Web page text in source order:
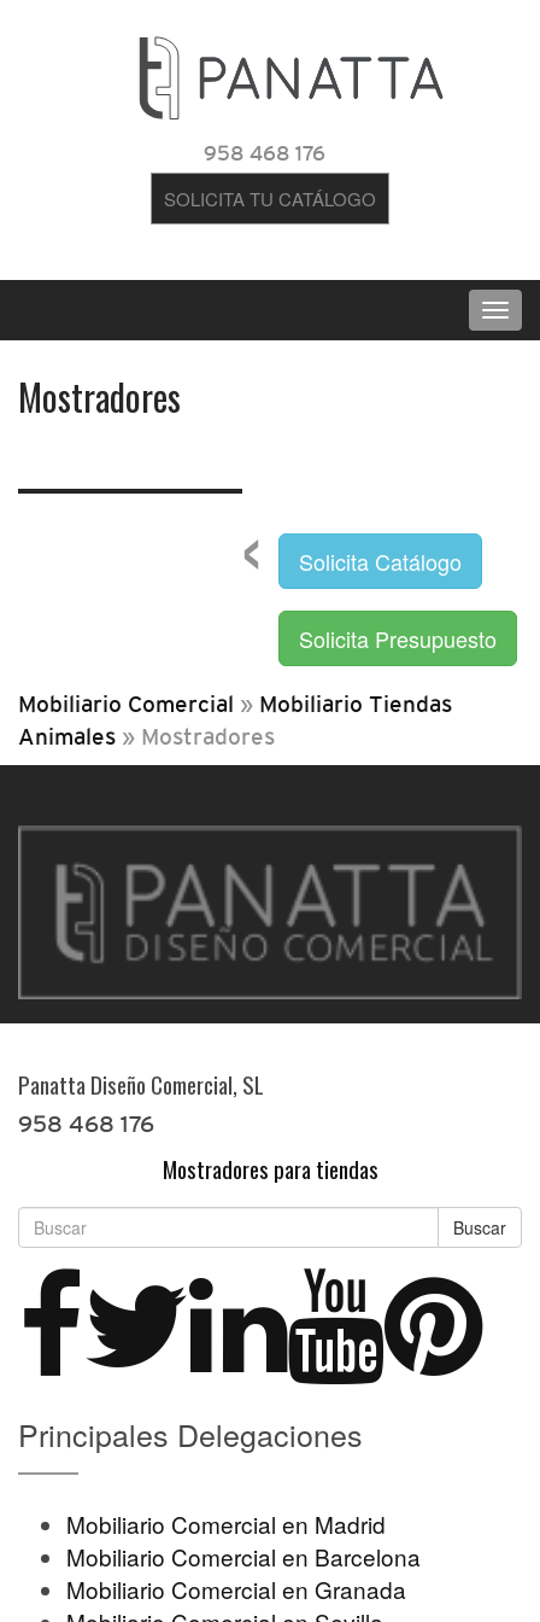
958 468 176
SOLICITA TU CATÁLOGO
Mostradores
‹ Solicita Catálogo
Solicita Presupuesto
Mobiliario Comercial » Mobiliario Tiendas
Animales » Mostradores
Panatta Diseño Comercial, SL
958 468 176
Mostradores para tiendas
Buscar
Principales Delegaciones
Mobiliario Comercial en Madrid
Mobiliario Comercial en Barcelona
Mobiliario Comercial en Granada